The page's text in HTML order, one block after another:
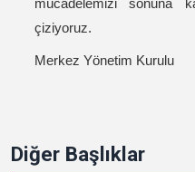
Diğer Başlıklar
mücadelemizi sonuna
çiziyoruz.
Merkez Yönetim Kurulu